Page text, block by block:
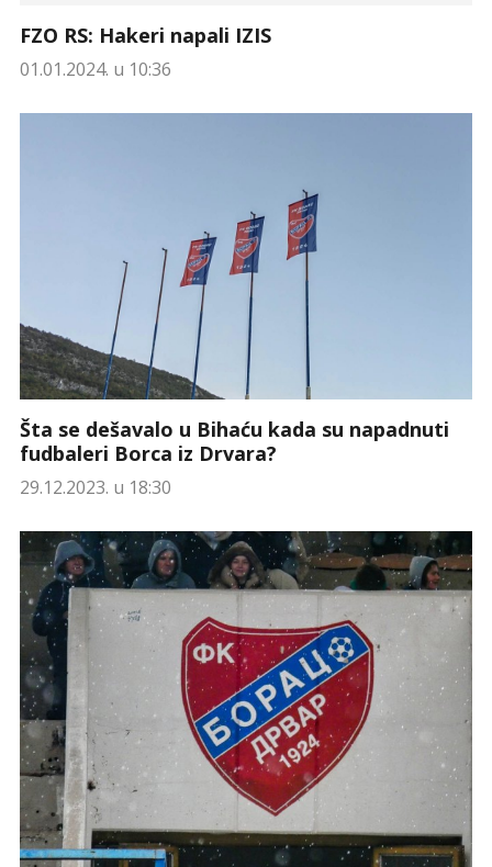
FZO RS: Hakeri napali IZIS
01.01.2024. u 10:36
Šta se dešavalo u Bihaću kada su napadnuti
fudbaleri Borca iz Drvara?
29.12.2023. u 18:30